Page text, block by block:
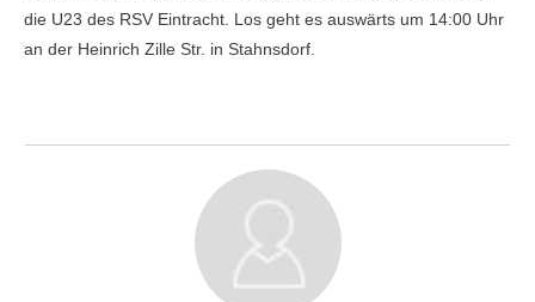
die U23 des RSV Eintracht. Los geht es auswärts um 14:00 Uhr
an der Heinrich Zille Str. in Stahnsdorf.